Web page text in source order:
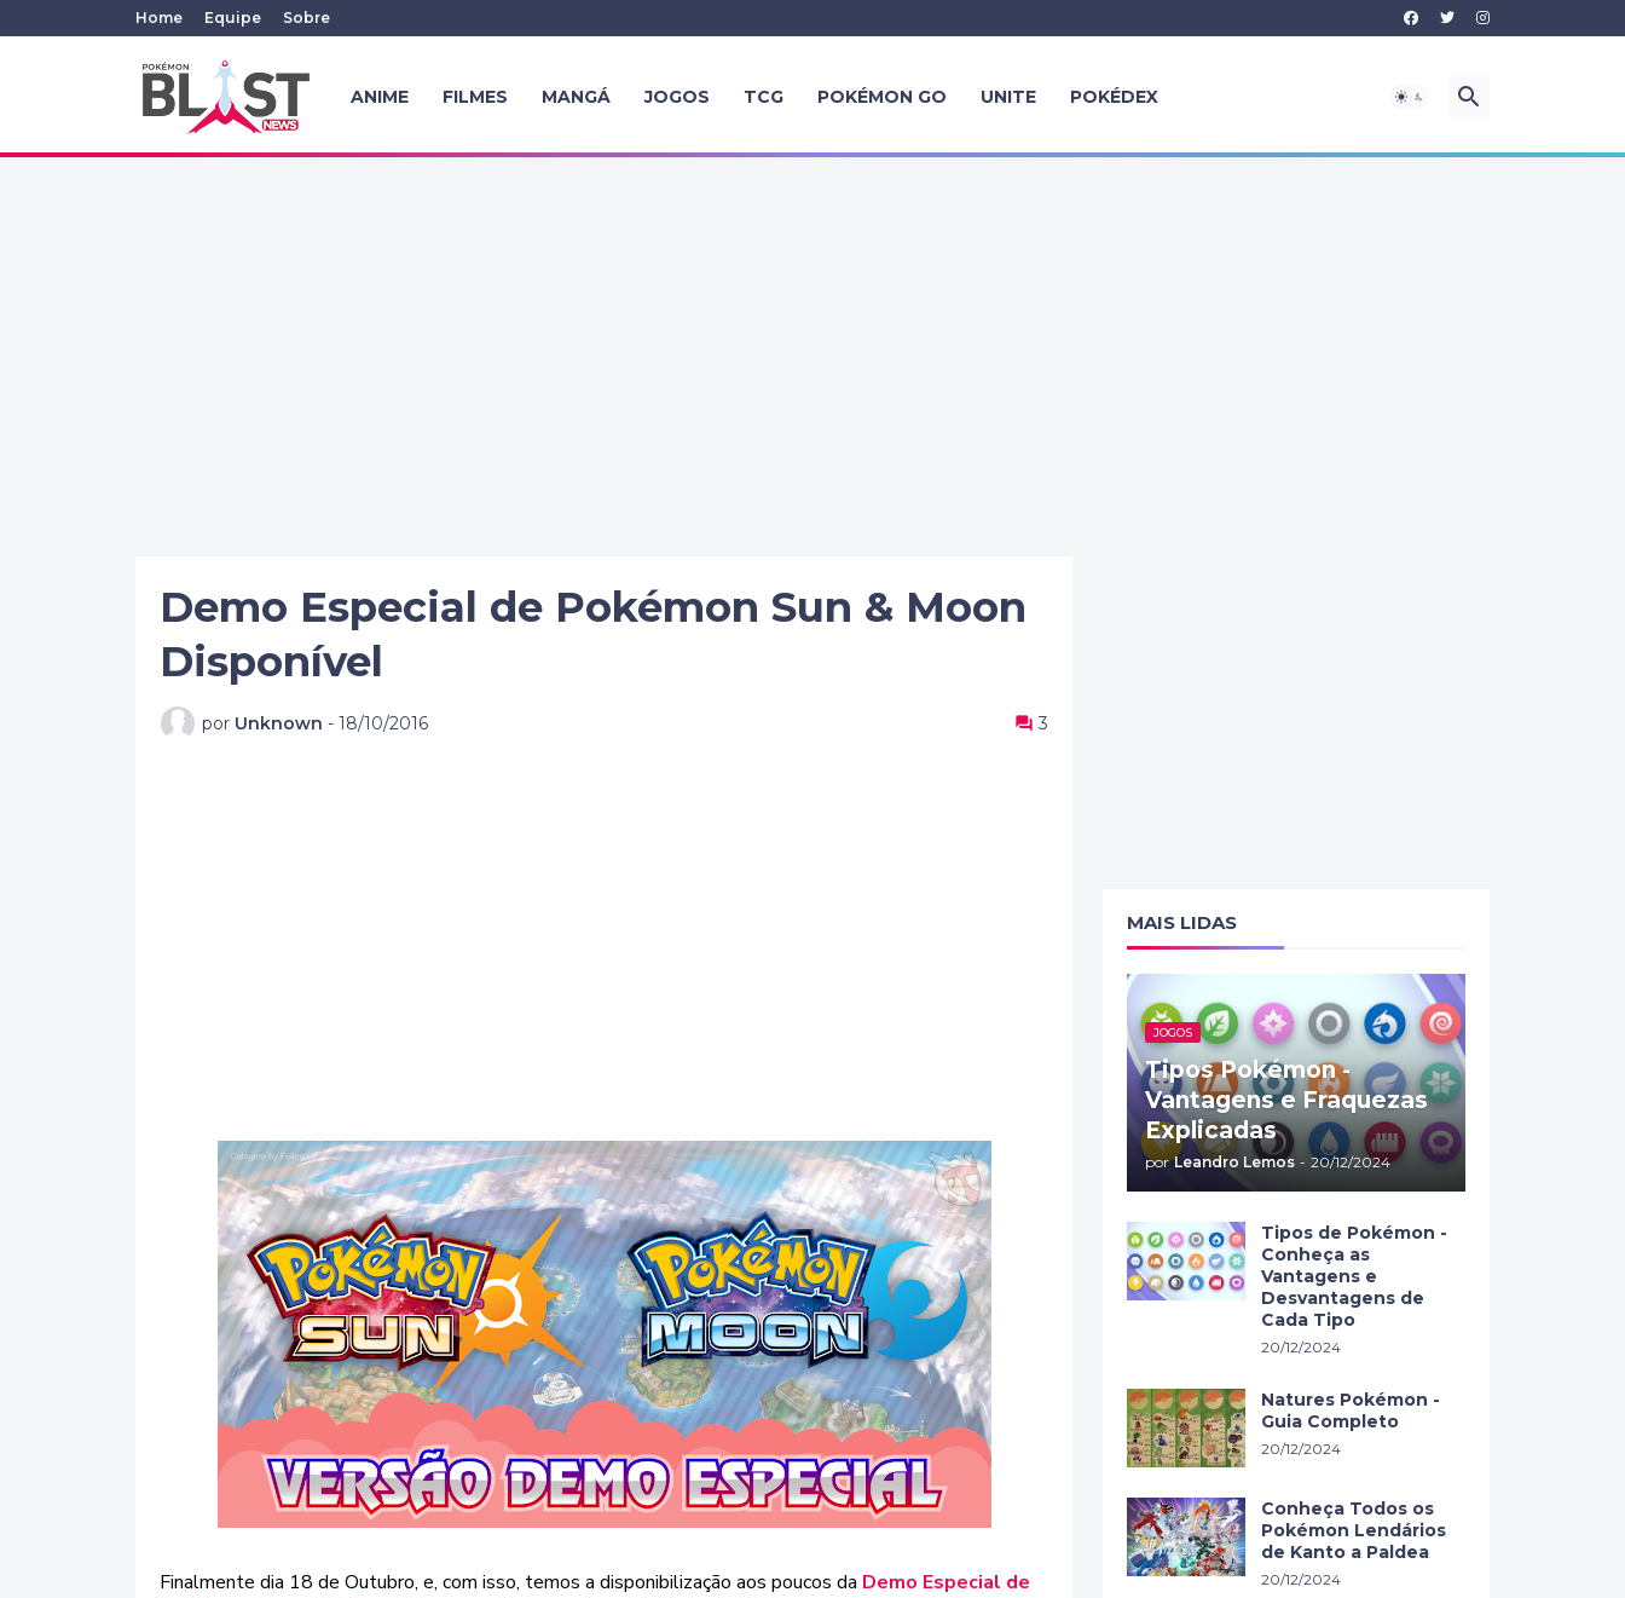
Home Equipe Sobre
ANIME FILMES MANGÁ JOGOS TCG POKÉMON GO UNITE POKÉDEX
Demo Especial de Pokémon Sun & Moon
Disponível
por Unknown - 18/10/2016 3
Finalmente dia 18 de Outubro, e, com isso, temos a disponibilização aos poucos da Demo Especial de
MAIS LIDAS
JOGOS
Tipos Pokémon -
Vantagens e Fraquezas
Explicadas
por Leandro Lemos - 20/12/2024
Tipos de Pokémon -
Conheça as
Vantagens e
Desvantagens de
Cada Tipo
20/12/2024
Natures Pokémon -
Guia Completo
20/12/2024
Conheça Todos os
Pokémon Lendários
de Kanto a Paldea
20/12/2024